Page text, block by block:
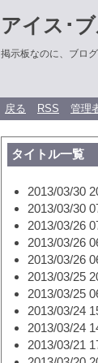
アイス･
掲示板なのに、ブロ
戻る RSS 管理
タイトル一覧
2013/03/30
2013/03/30
2013/03/26
2013/03/26
2013/03/26
2013/03/25
2013/03/25
2013/03/24
2013/03/24
2013/03/21